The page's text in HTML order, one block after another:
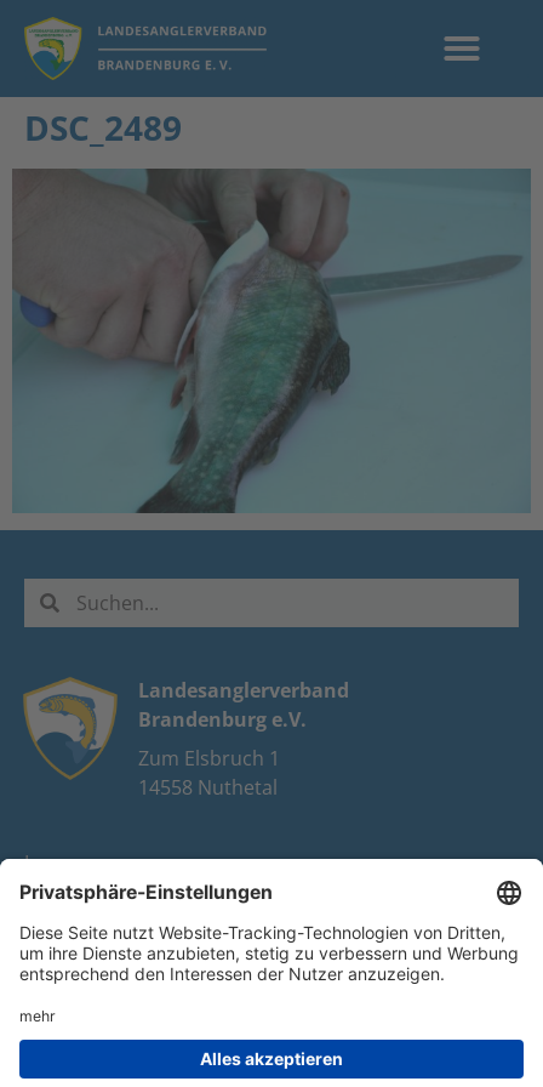
DSC_2489
Landesanglerverband
Brandenburg e.V.
Zum Elsbruch 1
14558 Nuthetal
Impressum
Datenschutz
FAQ